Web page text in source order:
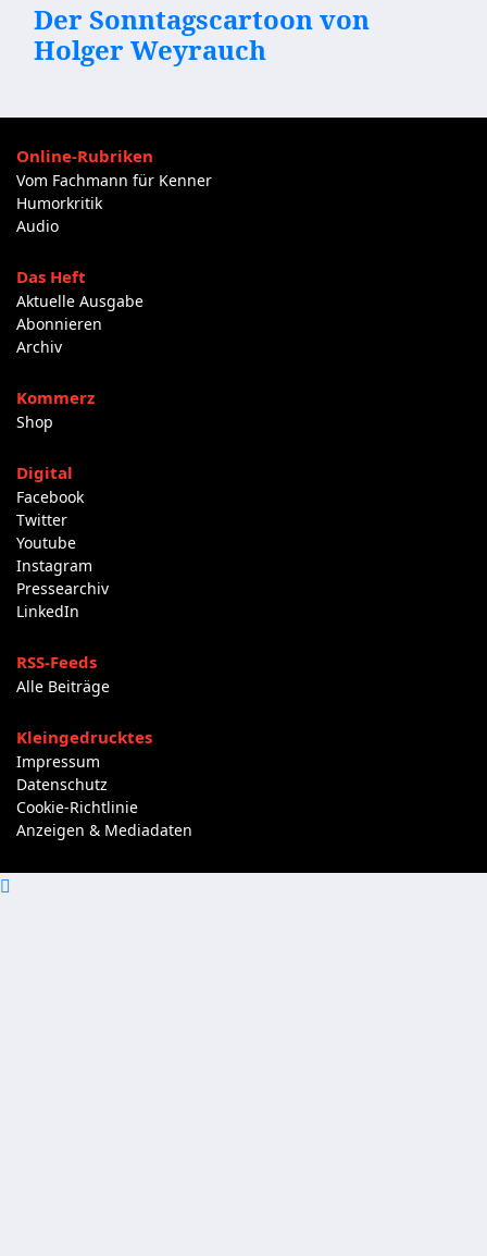
Der Sonntagscartoon von
Holger Weyrauch
Online-Rubriken
Vom Fachmann für Kenner
Humorkritik
Audio
Das Heft
Aktuelle Ausgabe
Abonnieren
Archiv
Kommerz
Shop
Digital
Facebook
Twitter
Youtube
Instagram
Pressearchiv
LinkedIn
RSS-Feeds
Alle Beiträge
Kleingedrucktes
Impressum
Datenschutz
Cookie-Richtlinie
Anzeigen & Mediadaten